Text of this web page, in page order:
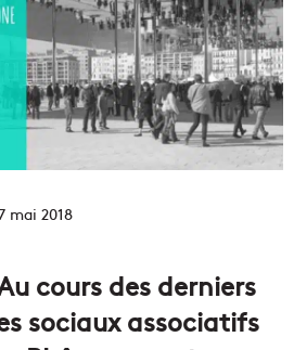
mai 2018
cours des derniers
sociaux associatifs